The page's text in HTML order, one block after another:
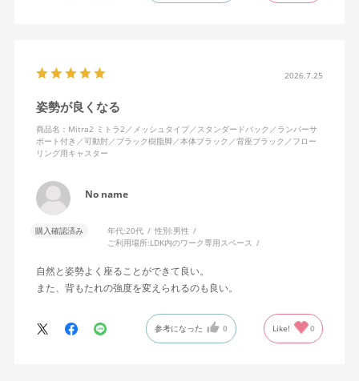
キャスターはフローリング用を選びました。とにかく動きが滑ら
思います。良い商品に巡り会えてとても嬉しいです。
2026.7.25
姿勢が良くなる
商品名：Mitra2 ミトラ2／メッシュタイプ／スタンダードバック／ランバーサ
ポート付き／可動肘／ブラック樹脂脚／本体ブラック／背座ブラック／フロー
リング用キャスター
No name
購入確認済み 年代:20代 性別:男性
ご利用場所:LDK内のワーク専用スペース
自然と姿勢よく座ることができて良い。
また、背もたれの強度を変えられるのも良い。
参考になった 0 Like! 0